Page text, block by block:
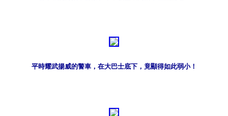
平時耀武揚威的警車，在大巴士底下，竟顯得如此弱小！